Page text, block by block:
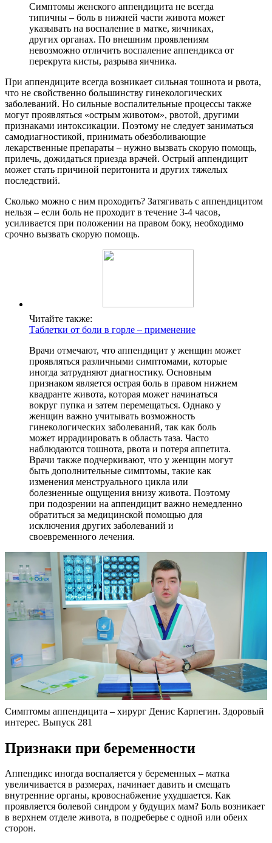
Симптомы женского аппендицита не всегда
типичны – боль в нижней части живота может
указывать на воспаление в матке, яичниках,
других органах. По внешним проявлениям
невозможно отличить воспаление аппендикса от
перекрута кисты, разрыва яичника.
При аппендиците всегда возникает сильная тошнота и рвота,
что не свойственно большинству гинекологических
заболеваний. Но сильные воспалительные процессы также
могут проявляться «острым животом», рвотой, другими
признаками интоксикации. Поэтому не следует заниматься
самодиагностикой, принимать обезболивающие
лекарственные препараты – нужно вызвать скорую помощь,
прилечь, дожидаться приезда врачей. Острый аппендицит
может стать причиной перитонита и других тяжелых
последствий.
Сколько можно с ним проходить? Затягивать с аппендицитом
нельзя – если боль не проходит в течение 3-4 часов,
усиливается при положении на правом боку, необходимо
срочно вызвать скорую помощь.
Читайте также:
Таблетки от боли в горле – применение
Врачи отмечают, что аппендицит у женщин может
проявляться различными симптомами, которые
иногда затрудняют диагностику. Основным
признаком является острая боль в правом нижнем
квадранте живота, которая может начинаться
вокруг пупка и затем перемещаться. Однако у
женщин важно учитывать возможность
гинекологических заболеваний, так как боль
может иррадиировать в область таза. Часто
наблюдаются тошнота, рвота и потеря аппетита.
Врачи также подчеркивают, что у женщин могут
быть дополнительные симптомы, такие как
изменения менструального цикла или
болезненные ощущения внизу живота. Поэтому
при подозрении на аппендицит важно немедленно
обратиться за медицинской помощью для
исключения других заболеваний и
своевременного лечения.
Симптомы аппендицита – хирург Денис Карпегин. Здоровый
интерес. Выпуск 281
Признаки при беременности
Аппендикс иногда воспаляется у беременных – матка
увеличивается в размерах, начинает давить и смещать
внутренние органы, кровоснабжение ухудшается. Как
проявляется болевой синдром у будущих мам? Боль возникает
в верхнем отделе живота, в подреберье с одной или обеих
сторон.